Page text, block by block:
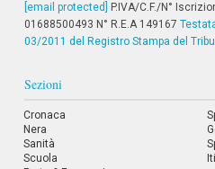
[email protected]
P.IVA/C.F./N°
01688500493 N° R.E.A 149167
03/2011 del Registro Stampa del
Sezioni
Cronaca
Nera
Sanità
Scuola